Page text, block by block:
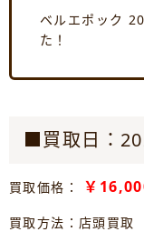
ベルエポック
た！
■買取日：
買取価格： ￥
買取方法：店頭買取